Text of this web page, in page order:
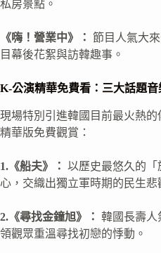
私房景點。
《嗨！營業中》： 節目人氣大
目幕後花絮與訪韓趣事。
K-公演精華免費看：三大話題
現場特別引進韓國目前最火熱
精華版免費觀賞：
1.《船夫》： 以歷史最悠久的
心，交織出獨立軍時期的民生悲
2.《尋找金鐘旭》： 韓國長壽人
領觀眾重溫尋找初戀的悸動。